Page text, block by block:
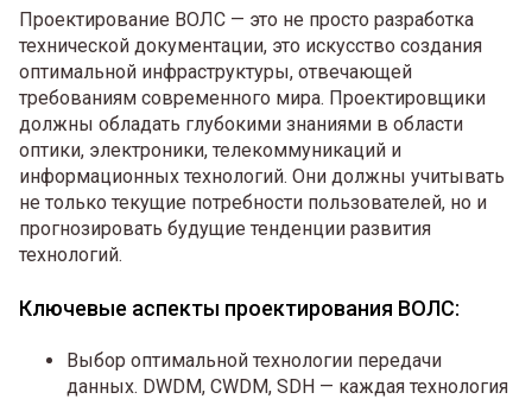
Проектирование ВОЛС — это не просто разработка
технической документации, это искусство создания
оптимальной инфраструктуры, отвечающей
требованиям современного мира. Проектировщики
должны обладать глубокими знаниями в области
оптики, электроники, телекоммуникаций и
информационных технологий. Они должны учитывать
не только текущие потребности пользователей, но и
прогнозировать будущие тенденции развития
технологий.
Ключевые аспекты проектирования ВОЛС:
Выбор оптимальной технологии передачи
данных. DWDM, CWDM, SDH — каждая технология